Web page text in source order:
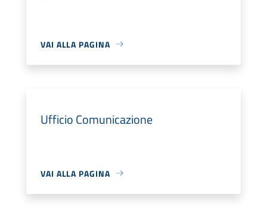
VAI ALLA PAGINA
Ufficio Comunicazione
VAI ALLA PAGINA